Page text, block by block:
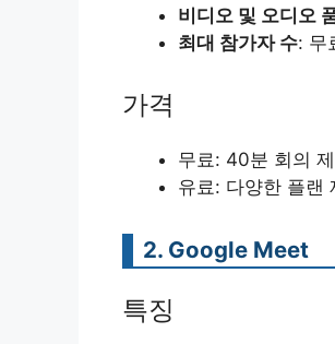
비디오 및 오디오
최대 참가자 수: 무
가격
무료: 40분 회의
유료: 다양한 플랜
2. Google Meet
특징